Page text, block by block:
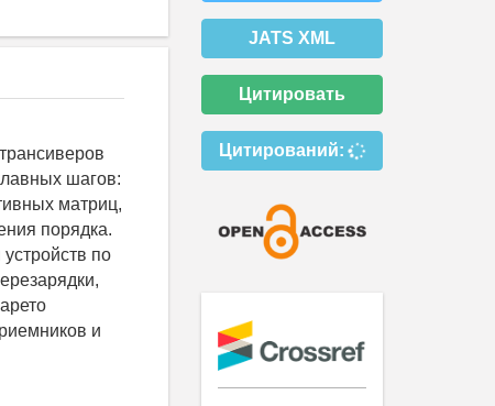
шагов:
матриц,
порядка.
по
и
JATS XML
Цитировать
Цитирований: